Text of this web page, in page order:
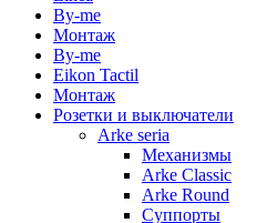
By-me
Монтаж
By-me
Eikon Tactil
Монтаж
Розетки и выключатели
Arke seria
Механизмы
Arke Classic
Arke Round
Суппорты